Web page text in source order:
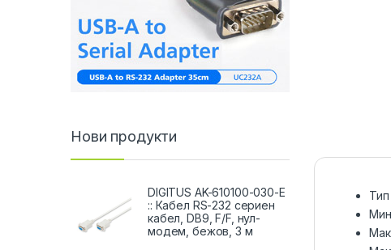
Нови продукти
DIGITUS AK-610100-030-E
:: Кабел RS-232 сериен
кабел, DB9, F/F, нул-
модем, бежов, 3 м